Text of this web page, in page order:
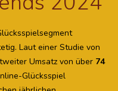
Laut einer Studie von
Umsatz von über 74
Glücksspiel